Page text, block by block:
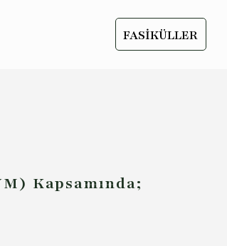
FASİKÜLLER
Kapsamında;